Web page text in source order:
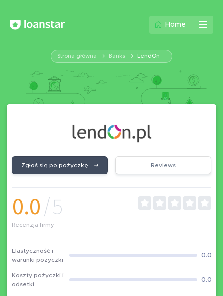
Home
Strona główna Banks LendOn
Zgłoś się po pożyczkę Reviews
0.0/5
Recenzja firmy
Elastyczność i
warunki pożyczki
0.0
Koszty pożyczki i
odsetki
0.0